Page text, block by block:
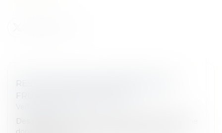
RESTITUTION AUX COHÉRITIERS DES
FRUITS D’UNE DONATION ?
Des parents consentent à deux de leurs enfants une